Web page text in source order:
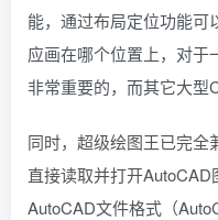
能，通过布局定位功能可
应画在哪个位置上，对于
非常重要的，而其它大型
同时，超级绘图王已完全
直接读取并打开
AutoCAD文件格式（